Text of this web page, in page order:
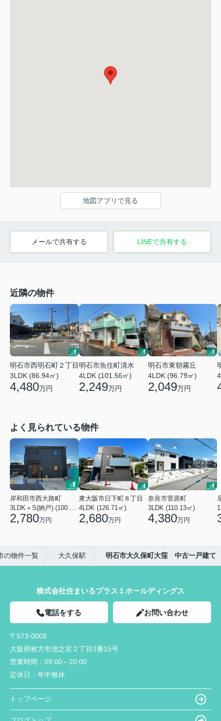
地図アプリで見る
メールで共有する LINEで共有する
近隣の物件
明石市西明石町２丁目
3LDK (86.94㎡)
4,480万円
明石市魚住町清水
4LDK (101.56㎡)
2,249万円
明石市東朝霧丘
4LDK (96.79㎡)
2,049万円
よく見られている物件
岸和田市西大路町
2,780万円
東大阪市日下町８丁目
4LDK (126.71㎡)
2,680万円
奈良市菅原町
3LDK (110.13㎡)
4,380万円
の物件一覧 大久保駅 明石市大久保町大窪 中古一戸建て
株式会社住まいるプラス１ホールディングス
電話をする お問い合わせ
〒573-0005
大阪府枚方市池之宮２丁目2番15号
営業時間： 09:00～20:00
定休日： 年中無休
トップページ